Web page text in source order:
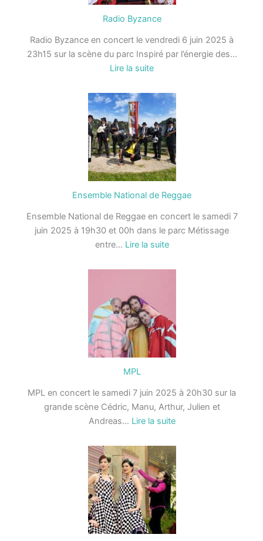
Radio Byzance
Radio Byzance en concert le vendredi 6 juin 2025 à
23h15 sur la scène du parc Inspiré par l’énergie des…
Lire la suite:
Byzance
Ensemble National de Reggae
Ensemble National de Reggae en concert le samedi 7
juin 2025 à 19h30 et 00h dans le parc Métissage
entre… Lire la suite:
National
MPL
MPL en concert le samedi 7 juin 2025 à 20h30 sur la
grande scène Cédric, Manu, Arthur, Julien et
Andreas… Lire la suite: